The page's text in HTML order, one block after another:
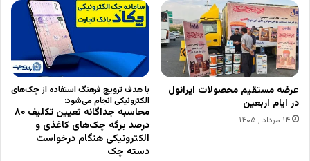
عرضه مستقیم محصولات ایرانول
در ایام اربعین
۱۴ مرداد , ۱۴۰۵
با هدف ترویج فرهنگ استفاده از چک‌های
الکترونیکی انجام می‌شود:
محاسبه جداگانه تعیین تکلیف ۸۰
درصد برگه چک‌های کاغذی و
الکترونیکی هنگام درخواست
دسته چک